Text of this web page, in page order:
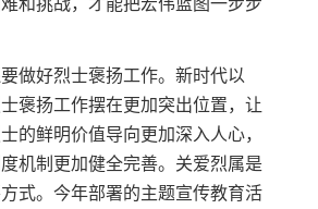
做好烈士褒扬工作。新时代以
褒扬工作摆在更加突出位置，让
的鲜明价值导向更加深入人心，
机制更加健全完善。关爱烈属是
式。今年部署的主题宣传教育活